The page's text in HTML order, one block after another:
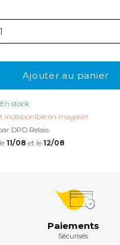
Ajouter au panier
stock
indisponible en magasin
DPD Relais.
11/08 et le12/08
Paiements
Sécurisés